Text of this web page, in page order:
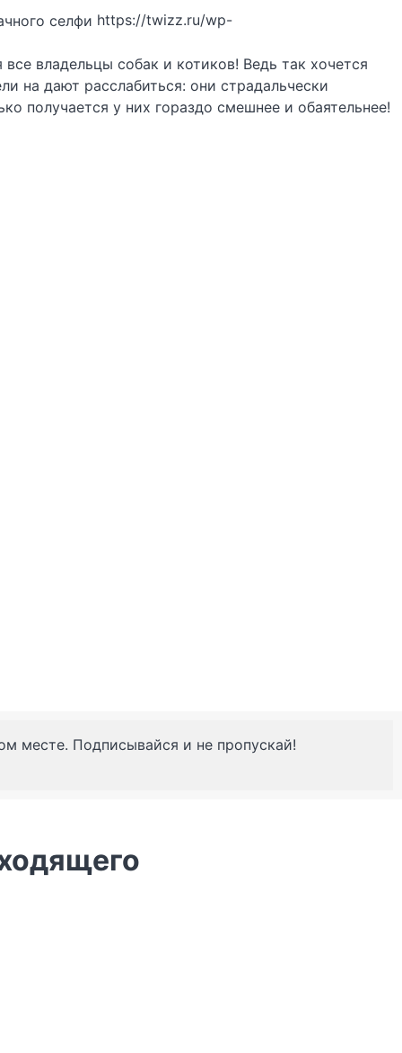
https://twizz.ru/wp-
владельцы собак и котиков! Ведь так хочется
на дают расслабиться: они страдальчески
получается у них гораздо смешнее и обаятельнее!
месте. Подписывайся и не пропускай!